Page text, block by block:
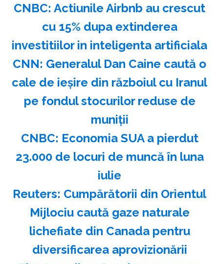
CNBC: Actiunile Airbnb au crescut
cu 15% dupa extinderea
investitiilor in inteligenta artificiala
CNN: Generalul Dan Caine caută o
cale de ieşire din războiul cu Iranul
pe fondul stocurilor reduse de
muniţii
CNBC: Economia SUA a pierdut
23.000 de locuri de muncă în luna
iulie
Reuters: Cumpărătorii din Orientul
Mijlociu caută gaze naturale
lichefiate din Canada pentru
diversificarea aprovizionării